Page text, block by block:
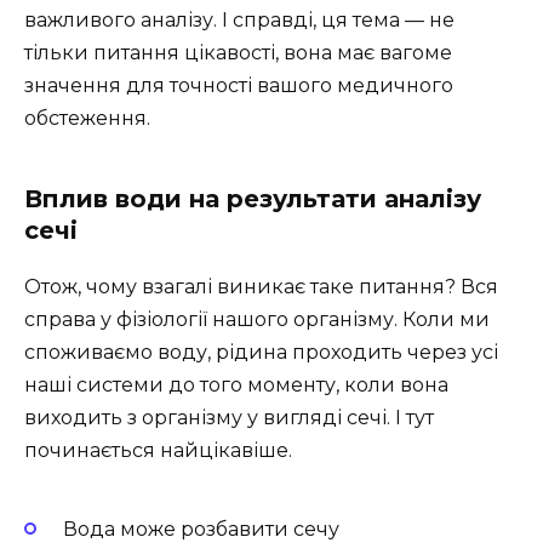
важливого аналізу. І справді, ця тема — не
тільки питання цікавості, вона має вагоме
значення для точності вашого медичного
обстеження.
Вплив води на результати аналізу
сечі
Отож, чому взагалі виникає таке питання? Вся
справа у фізіології нашого організму. Коли ми
споживаємо воду, рідина проходить через усі
наші системи до того моменту, коли вона
виходить з організму у вигляді сечі. І тут
починається найцікавіше.
Вода може розбавити сечу